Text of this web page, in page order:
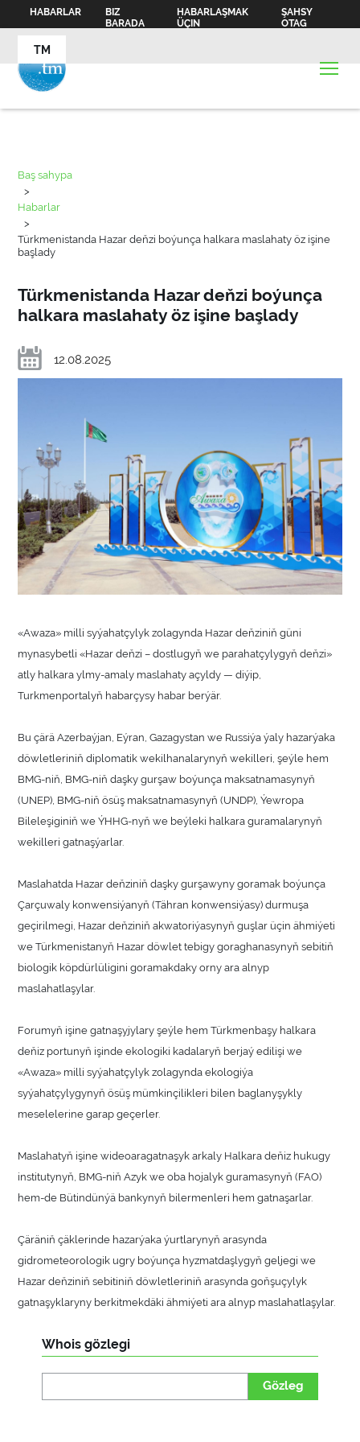
HABARLAR
BIZ
BARADA
HABARLAŞMAK
ÜÇIN
ŞAHSY
OTAG
TM
Baş sahypa
>
Habarlar
>
Türkmenistanda Hazar deňzi boýunça halkara maslahaty öz işine
başlady
Türkmenistanda Hazar deňzi boýunça
halkara maslahaty öz işine başlady
12.08.2025
«Awaza» milli syýahatçylyk zolagynda Hazar deňziniň güni
mynasybetli «Hazar deňzi – dostlugyň we parahatçylygyň deňzi»
atly halkara ylmy-amaly maslahaty açyldy — diýip,
Turkmenportalyň habarçysy habar berýär.
Bu çärä Azerbaýjan, Eýran, Gazagystan we Russiýa ýaly hazarýaka
döwletleriniň diplomatik wekilhanalarynyň wekilleri, şeýle hem
BMG-niň, BMG-niň daşky gurşaw boýunça maksatnamasynyň
(UNEP), BMG-niň ösüş maksatnamasynyň (UNDP), Ýewropa
Bileleşiginiň we ÝHHG-nyň we beýleki halkara guramalarynyň
wekilleri gatnaşýarlar.
Maslahatda Hazar deňziniň daşky gurşawyny goramak boýunça
Çarçuwaly konwensiýanyň (Tähran konwensiýasy) durmuşa
geçirilmegi, Hazar deňziniň akwatoriýasynyň guşlar üçin ähmiýeti
we Türkmenistanyň Hazar döwlet tebigy goraghanasynyň sebitiň
biologik köpdürlüligini goramakdaky orny ara alnyp
maslahatlaşylar.
Forumyň işine gatnaşyjylary şeýle hem Türkmenbaşy halkara
deňiz portunyň işinde ekologiki kadalaryň berjaý edilişi we
«Awaza» milli syýahatçylyk zolagynda ekologiýa
syýahatçylygynyň ösüş mümkinçilikleri bilen baglanyşykly
meselelerine garap geçerler.
Maslahatyň işine wideoaragatnaşyk arkaly Halkara deňiz hukugy
institutynyň, BMG-niň Azyk we oba hojalyk guramasynyň (FAO)
hem-de Bütindünýä bankynyň bilermenleri hem gatnaşarlar.
Çäräniň çäklerinde hazarýaka ýurtlarynyň arasynda
gidrometeorologik ugry boýunça hyzmatdaşlygyň geljegi we
Hazar deňziniň sebitiniň döwletleriniň arasynda goňşuçylyk
gatnaşyklaryny berkitmekdäki ähmiýeti ara alnyp maslahatlaşylar.
Whois gözlegi
Gözleg